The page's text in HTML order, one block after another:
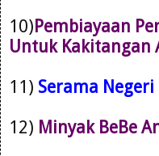
10)Pembiayaan
Untuk Kakitangan
11) Serama
12) Minyak BeBe